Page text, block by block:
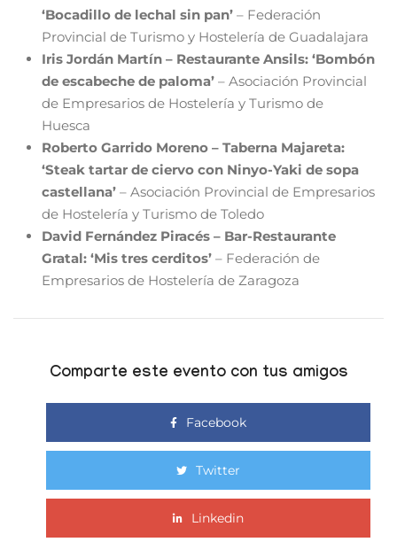
‘Bocadillo de lechal sin pan’ – Federación
Provincial de Turismo y Hostelería de Guadalajara
Iris Jordán Martín – Restaurante Ansils: ‘Bombón
de escabeche de paloma’ – Asociación Provincial
de Empresarios de Hostelería y Turismo de
Huesca
Roberto Garrido Moreno – Taberna Majareta:
‘Steak tartar de ciervo con Ninyo-Yaki de sopa
castellana’ – Asociación Provincial de Empresarios
de Hostelería y Turismo de Toledo
David Fernández Piracés – Bar-Restaurante
Gratal: ‘Mis tres cerditos’ – Federación de
Empresarios de Hostelería de Zaragoza
Comparte este evento con tus amigos
Facebook
Twitter
Linkedin